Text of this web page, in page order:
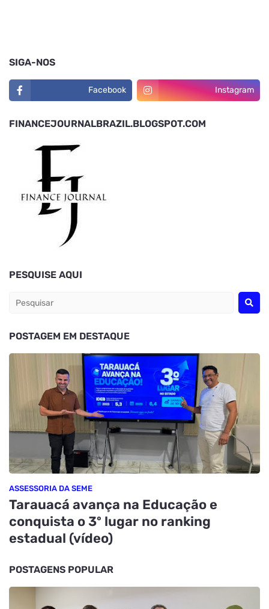
SIGA-NOS
Facebook Instagram
FINANCEJOURNALBRAZIL.BLOGSPOT.COM
PESQUISE AQUI
POSTAGEM EM DESTAQUE
ASSESSORIA DA SEME
Tarauacá avança na Educação e
conquista o 3º lugar no ranking
estadual (vídeo)
POSTAGENS POPULAR